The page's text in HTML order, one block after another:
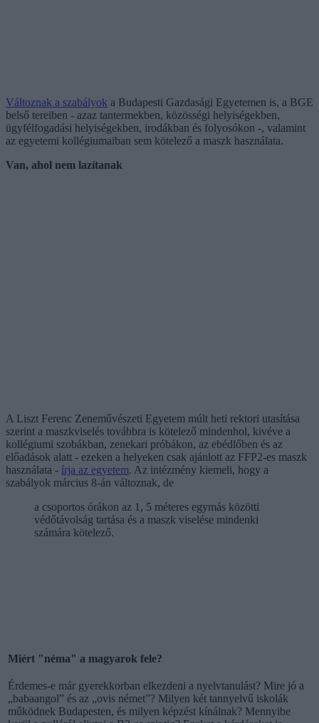
Változnak a szabályok a Budapesti Gazdasági Egyetemen is, a BGE
belső tereiben - azaz tantermekben, közösségi helyiségekben,
ügyfélfogadási helyiségekben, irodákban és folyosókon -, valamint
az egyetemi kollégiumaiban sem kötelező a maszk használata.
Van, ahol nem lazítanak
A Liszt Ferenc Zeneművészeti Egyetem múlt heti rektori utasítása
szerint a maszkviselés továbbra is kötelező mindenhol, kivéve a
kollégiumi szobákban, zenekari próbákon, az ebédlőben és az
előadások alatt - ezeken a helyeken csak ajánlott az FFP2-es maszk
használata - írja az egyetem. Az intézmény kiemeli, hogy a
szabályok március 8-án változnak, de
a csoportos órákon az 1, 5 méteres egymás közötti
védőtávolság tartása és a maszk viselése mindenki
számára kötelező.
Miért "néma" a magyarok fele?
Érdemes-e már gyerekkorban elkezdeni a nyelvtanulást? Mire jó a
„babaangol” és az „ovis német”? Milyen két tannyelvű iskolák
működnek Budapesten, és milyen képzést kínálnak? Mennyibe